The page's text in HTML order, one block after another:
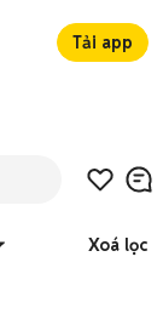
Tải app
Xoá lọc